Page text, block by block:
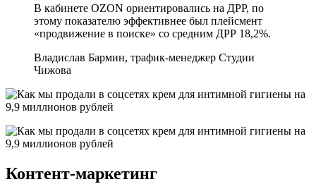
В кабинете OZON ориентировались на ДРР, по
этому показателю эффективнее был плейсмент
«продвижение в поиске» со средним ДРР 18,2%.
Владислав Бармин, трафик-менеджер Студии
Чижова
Контент-маркетинг